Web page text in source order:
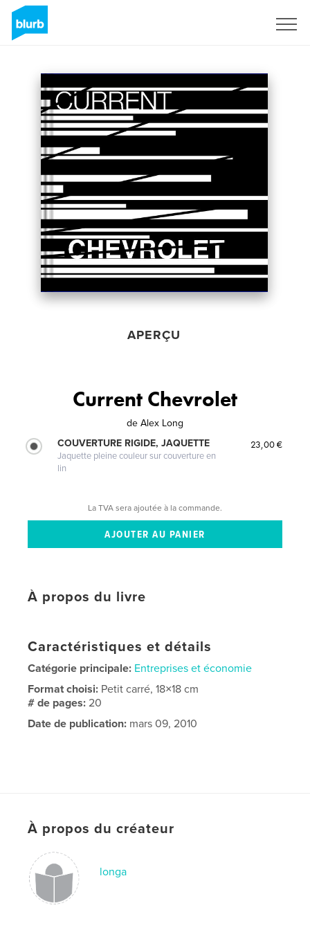
APERÇU
Current Chevrolet
de Alex Long
COUVERTURE RIGIDE, JAQUETTE
Jaquette pleine couleur sur couverture en
lin
23,00 €
La TVA sera ajoutée à la commande.
À propos du livre
Caractéristiques et détails
Catégorie principale: Entreprises et économie
Format choisi: Petit carré, 18×18 cm
# de pages:20
Date de publication: mars 09, 2010
À propos du créateur
longa